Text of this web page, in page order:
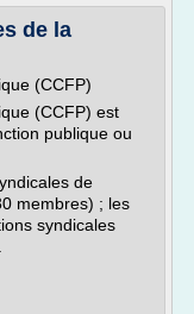
de la
(CCFP)
(CCFP) est
publique ou
de
membres) ; les
syndicales